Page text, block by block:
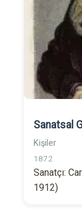
Sanatsal
Kişiler
1872
Sanatçı:
1912)